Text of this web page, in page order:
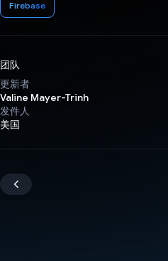
Firebase
团队
更新者
Valine Mayer-Trinh
发件人
美国